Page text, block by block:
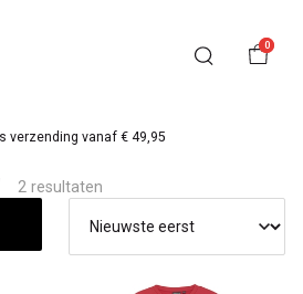
0
verzending vanaf € 49,95
2 resultaten